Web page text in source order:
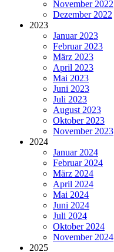
November 2022
Dezember 2022
2023
Januar 2023
Februar 2023
März 2023
April 2023
Mai 2023
Juni 2023
Juli 2023
August 2023
Oktober 2023
November 2023
2024
Januar 2024
Februar 2024
März 2024
April 2024
Mai 2024
Juni 2024
Juli 2024
Oktober 2024
November 2024
2025